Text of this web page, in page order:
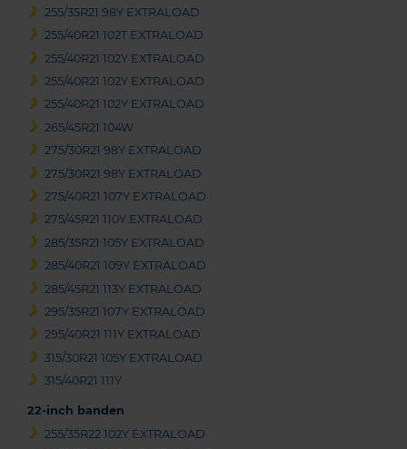
255/35R21 98Y EXTRALOAD
255/40R21 102T EXTRALOAD
255/40R21 102Y EXTRALOAD
255/40R21 102Y EXTRALOAD
255/40R21 102Y EXTRALOAD
265/45R21 104W
275/30R21 98Y EXTRALOAD
275/30R21 98Y EXTRALOAD
275/40R21 107Y EXTRALOAD
275/45R21 110Y EXTRALOAD
285/35R21 105Y EXTRALOAD
285/40R21 109Y EXTRALOAD
285/45R21 113Y EXTRALOAD
295/35R21 107Y EXTRALOAD
295/40R21 111Y EXTRALOAD
315/30R21 105Y EXTRALOAD
315/40R21 111Y
22-inch banden
255/35R22 102Y EXTRALOAD